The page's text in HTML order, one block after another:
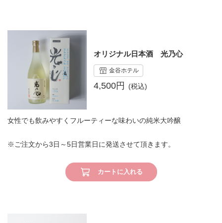
オリジナル日本酒 光乃心
金谷ホテル
4,500円
女性でも飲みやすくフルーティーな味わいの純米大吟醸
※ご注文から3日～5日営業日に発送させて頂きます。
カートに入れる